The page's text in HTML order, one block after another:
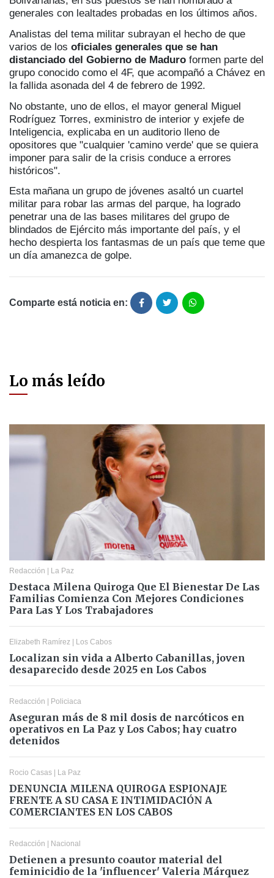
generales con lealtades probadas en los últimos años.
Analistas del tema militar subrayan el hecho de que
varios de los oficiales generales que se han
distanciado del Gobierno de Maduro formen parte del
grupo conocido como el 4F, que acompañó a Chávez en
la fallida asonada del 4 de febrero de 1992.
No obstante, uno de ellos, el mayor general Miguel
Rodríguez Torres, exministro de interior y exjefe de
Inteligencia, explicaba en un auditorio lleno de
opositores que "cualquier 'camino verde' que se quiera
imponer para salir de la crisis conduce a errores
históricos".
Esta mañana un grupo de jóvenes asaltó un cuartel
militar para robar las armas del parque, ha logrado
penetrar una de las bases militares del grupo de
blindados de Ejército más importante del país, y el
hecho despierta los fantasmas de un país que teme que
un día amanezca de golpe.
Comparte está noticia en:
Lo más leído
Redacción | La Paz
Destaca Milena Quiroga Que El Bienestar De Las
Familias Comienza Con Mejores Condiciones
Para Las Y Los Trabajadores
Elizabeth Ramírez | Los Cabos
Localizan sin vida a Alberto Cabanillas, joven
desaparecido desde 2025 en Los Cabos
Redacción | Policiaca
Aseguran más de 8 mil dosis de narcóticos en
operativos en La Paz y Los Cabos; hay cuatro
detenidos
Rocio Casas | La Paz
DENUNCIA MILENA QUIROGA ESPIONAJE
FRENTE A SU CASA E INTIMIDACIÓN A
COMERCIANTES EN LOS CABOS
Redacción | Nacional
Detienen a presunto coautor material del
feminicidio de la 'influencer' Valeria Márquez